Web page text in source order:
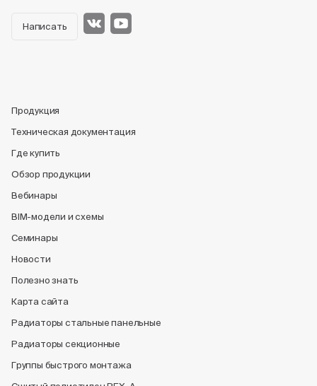
Написать
Продукция
Техническая документация
Где купить
Обзор продукции
Вебинары
BIM-модели и схемы
Семинары
Новости
Полезно знать
Карта сайта
Радиаторы стальные панельные
Радиаторы секционные
Группы быстрого монтажа